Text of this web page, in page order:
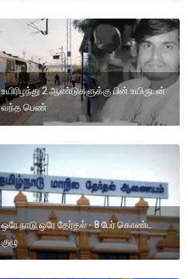
உயிரிழந்து 2 ஆண்டுகளுக்கு பின் உயிருடன்
வந்த பெண்
ஒரே நாடு ஒரே தேர்தல் - 8 பேர் கொண்ட
குழு